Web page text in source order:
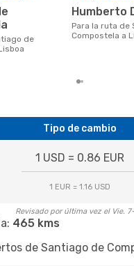
Humberto
Para la ruta de Santiago de
Compostela a
Tipo de cambio
1 USD = 0.86 EUR
1 EUR = 1.16 USD
Revisado por última vez el Vie.
465 kms
de Santiago de